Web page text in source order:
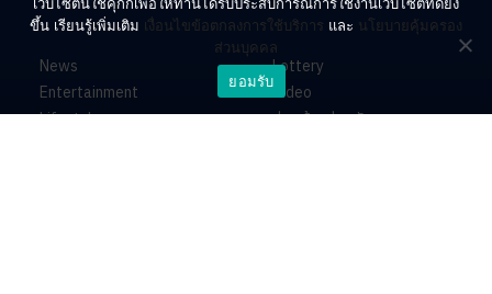
News
Entertainment
Lifestyle
Lottery
Video
ร่วมด้วยช่วยกัน
ขึ้น เรียนรู้เพิ่มเติม เงื่อนไขข้อตกลงการใช้บริการ และ นโยบายคุ้มครอง
ส่วนบุคคล
ยอมรับ